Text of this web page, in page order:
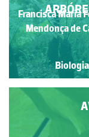
Maria Helena
Biologia
Francisca Maria
Mendonça de
Biologia